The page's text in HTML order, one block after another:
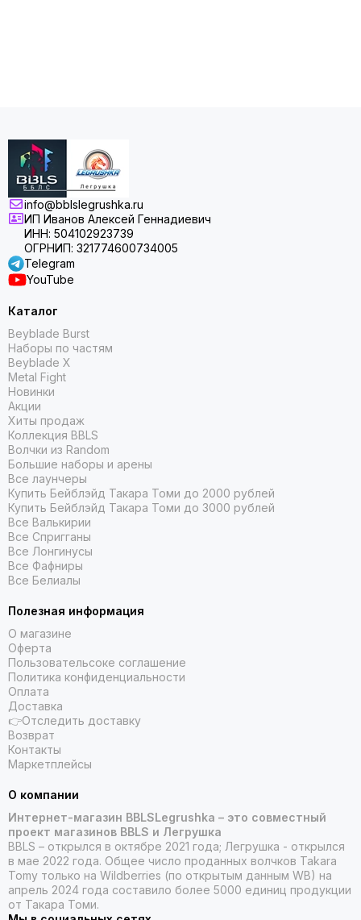
info@bblslegrushka.ru
ИП Иванов Алексей Геннадиевич
ИНН: 504102923739
ОГРНИП: 321774600734005
Telegram
YouTube
Каталог
Beyblade Burst
Наборы по частям
Beyblade X
Metal Fight
Новинки
Акции
Хиты продаж
Коллекция BBLS
Волчки из Random
Большие наборы и арены
Все лаунчеры
Купить Бейблэйд Такара Томи до 2000 рублей
Купить Бейблэйд Такара Томи до 3000 рублей
Все Валькирии
Все Спригганы
Все Лонгинусы
Все Фафниры
Все Белиалы
Полезная информация
О магазине
Оферта
Пользовательсоке соглашение
Политика конфиденциальности
Оплата
Доставка
👉Отследить доставку
Возврат
Контакты
Маркетплейсы
О компании
Интернет-магазин BBLSLegrushka – это совместный
проект магазинов BBLS и Легрушка
BBLS – открылся в октябре 2021 года; Легрушка - открылся
в мае 2022 года. Общее число проданных волчков Takara
Tomy только на Wildberries (по открытым данным WB) на
апрель 2024 года составило более 5000 единиц продукции
от Такара Томи.